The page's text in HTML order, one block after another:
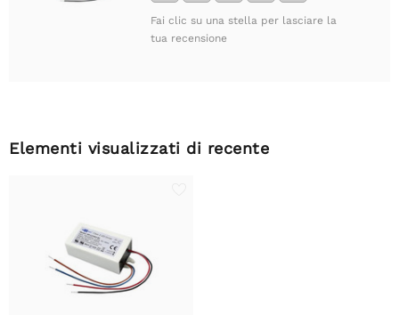
Fai clic su una stella per lasciare la
tua recensione
Elementi visualizzati di recente